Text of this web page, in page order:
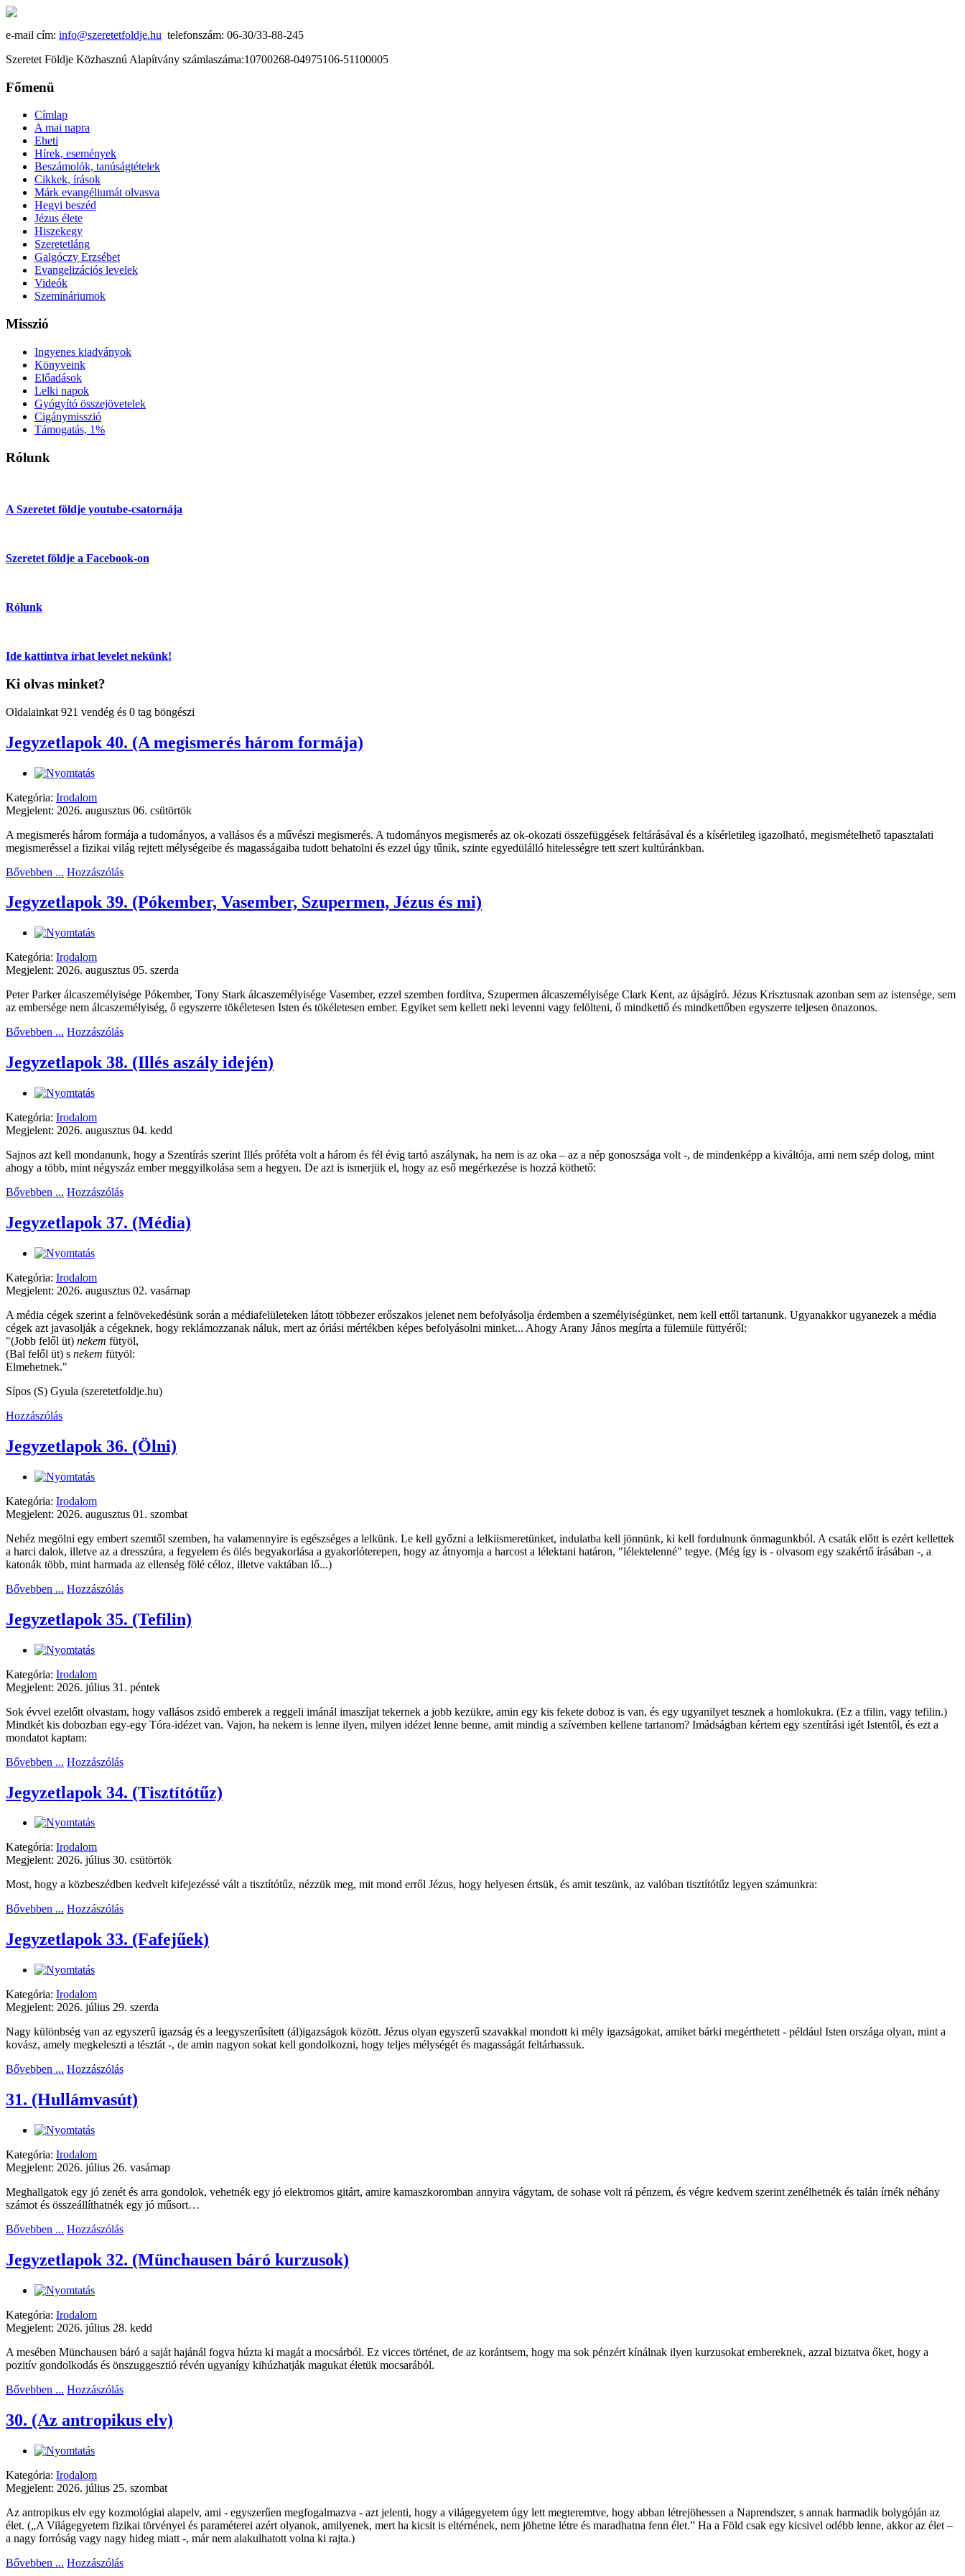
e-mail cím: info@szeretetfoldje.hu telefonszám: 06-30/33-88-245
Szeretet Földje Közhasznú Alapítvány számlaszáma:10700268-04975106-51100005
Főmenü
Címlap
A mai napra
Eheti
Hírek, események
Beszámolók, tanúságtételek
Cikkek, írások
Márk evangéliumát olvasva
Hegyi beszéd
Jézus élete
Hiszekegy
Szeretetláng
Galgóczy Erzsébet
Evangelizációs levelek
Videók
Szemináriumok
Misszió
Ingyenes kiadványok
Könyveink
Előadások
Lelki napok
Gyógyító összejövetelek
Cigánymisszió
Támogatás, 1%
Rólunk
A Szeretet földje youtube-csatornája
Szeretet földje a Facebook-on
Rólunk
Ide kattintva írhat levelet nekünk!
Ki olvas minket?
Oldalainkat 921 vendég és 0 tag böngészi
Jegyzetlapok 40. (A megismerés három formája)
Kategória: Irodalom
Megjelent: 2026. augusztus 06. csütörtök
A megismerés három formája a tudományos, a vallásos és a művészi megismerés. A tudományos megismerés az ok-okozati összefüggések feltárásával és a kísérletileg igazolható, megismételhető tapasztalati
megismeréssel a fizikai világ rejtett mélységeibe és magasságaiba tudott behatolni és ezzel úgy tűnik, szinte egyedülálló hitelességre tett szert kultúránkban.
Bővebben ... Hozzászólás
Jegyzetlapok 39. (Pókember, Vasember, Szupermen, Jézus és mi)
Kategória: Irodalom
Megjelent: 2026. augusztus 05. szerda
Peter Parker álcaszemélyisége Pókember, Tony Stark álcaszemélyisége Vasember, ezzel szemben fordítva, Szupermen álcaszemélyisége Clark Kent, az újságíró. Jézus Krisztusnak azonban sem az istensége, sem
az embersége nem álcaszemélyiség, ő egyszerre tökéletesen Isten és tökéletesen ember. Egyiket sem kellett neki levenni vagy felölteni, ő mindkettő és mindkettőben egyszerre teljesen önazonos.
Bővebben ... Hozzászólás
Jegyzetlapok 38. (Illés aszály idején)
Kategória: Irodalom
Megjelent: 2026. augusztus 04. kedd
Sajnos azt kell mondanunk, hogy a Szentírás szerint Illés próféta volt a három és fél évig tartó aszálynak, ha nem is az oka – az a nép gonoszsága volt -, de mindenképp a kiváltója, ami nem szép dolog, mint
ahogy a több, mint négyszáz ember meggyilkolása sem a hegyen. De azt is ismerjük el, hogy az eső megérkezése is hozzá köthető:
Bővebben ... Hozzászólás
Jegyzetlapok 37. (Média)
Kategória: Irodalom
Megjelent: 2026. augusztus 02. vasárnap
A média cégek szerint a felnövekedésünk során a médiafelületeken látott többezer erőszakos jelenet nem befolyásolja érdemben a személyiségünket, nem kell ettől tartanunk. Ugyanakkor ugyanezek a média
cégek azt javasolják a cégeknek, hogy reklámozzanak náluk, mert az óriási mértékben képes befolyásolni minket... Ahogy Arany János megírta a fülemüle füttyéről:
"(Jobb felől üt) nekem fütyöl,
(Bal felől üt) s nekem fütyöl:
Elmehetnek."
Sípos (S) Gyula (szeretetfoldje.hu)
Hozzászólás
Jegyzetlapok 36. (Ölni)
Kategória: Irodalom
Megjelent: 2026. augusztus 01. szombat
Nehéz megölni egy embert szemtől szemben, ha valamennyire is egészséges a lelkünk. Le kell győzni a lelkiismeretünket, indulatba kell jönnünk, ki kell fordulnunk önmagunkból. A csaták előtt is ezért kellettek
a harci dalok, illetve az a dresszúra, a fegyelem és ölés begyakorlása a gyakorlóterepen, hogy az átnyomja a harcost a lélektani határon, "lélektelenné" tegye. (Még így is - olvasom egy szakértő írásában -, a
katonák több, mint harmada az ellenség fölé céloz, illetve vaktában lő...)
Bővebben ... Hozzászólás
Jegyzetlapok 35. (Tefilin)
Kategória: Irodalom
Megjelent: 2026. július 31. péntek
Sok évvel ezelőtt olvastam, hogy vallásos zsidó emberek a reggeli imánál imaszíjat tekernek a jobb kezükre, amin egy kis fekete doboz is van, és egy ugyanilyet tesznek a homlokukra. (Ez a tfilin, vagy tefilin.)
Mindkét kis dobozban egy-egy Tóra-idézet van. Vajon, ha nekem is lenne ilyen, milyen idézet lenne benne, amit mindig a szívemben kellene tartanom? Imádságban kértem egy szentírási igét Istentől, és ezt a
mondatot kaptam:
Bővebben ... Hozzászólás
Jegyzetlapok 34. (Tisztítótűz)
Kategória: Irodalom
Megjelent: 2026. július 30. csütörtök
Most, hogy a közbeszédben kedvelt kifejezéssé vált a tisztítótűz, nézzük meg, mit mond erről Jézus, hogy helyesen értsük, és amit teszünk, az valóban tisztítótűz legyen számunkra:
Bővebben ... Hozzászólás
Jegyzetlapok 33. (Fafejűek)
Kategória: Irodalom
Megjelent: 2026. július 29. szerda
Nagy különbség van az egyszerű igazság és a leegyszerűsített (ál)igazságok között. Jézus olyan egyszerű szavakkal mondott ki mély igazságokat, amiket bárki megérthetett - például Isten országa olyan, mint a
kovász, amely megkeleszti a tésztát -, de amin nagyon sokat kell gondolkozni, hogy teljes mélységét és magasságát feltárhassuk.
Bővebben ... Hozzászólás
31. (Hullámvasút)
Kategória: Irodalom
Megjelent: 2026. július 26. vasárnap
Meghallgatok egy jó zenét és arra gondolok, vehetnék egy jó elektromos gitárt, amire kamaszkoromban annyira vágytam, de sohase volt rá pénzem, és végre kedvem szerint zenélhetnék és talán írnék néhány
számot és összeállíthatnék egy jó műsort…
Bővebben ... Hozzászólás
Jegyzetlapok 32. (Münchausen báró kurzusok)
Kategória: Irodalom
Megjelent: 2026. július 28. kedd
A mesében Münchausen báró a saját hajánál fogva húzta ki magát a mocsárból. Ez vicces történet, de az korántsem, hogy ma sok pénzért kínálnak ilyen kurzusokat embereknek, azzal biztatva őket, hogy a
pozitív gondolkodás és önszuggesztió révén ugyanígy kihúzhatják magukat életük mocsarából.
Bővebben ... Hozzászólás
30. (Az antropikus elv)
Kategória: Irodalom
Megjelent: 2026. július 25. szombat
Az antropikus elv egy kozmológiai alapelv, ami - egyszerűen megfogalmazva - azt jelenti, hogy a világegyetem úgy lett megteremtve, hogy abban létrejöhessen a Naprendszer, s annak harmadik bolygóján az
élet. („A Világegyetem fizikai törvényei és paraméterei azért olyanok, amilyenek, mert ha kicsit is eltérnének, nem jöhetne létre és maradhatna fenn élet.” Ha a Föld csak egy kicsivel odébb lenne, akkor az élet –
a nagy forróság vagy nagy hideg miatt -, már nem alakulhatott volna ki rajta.)
Bővebben ... Hozzászólás